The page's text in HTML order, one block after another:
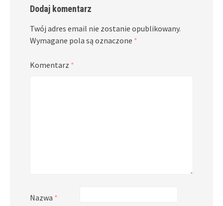
Dodaj komentarz
Twój adres email nie zostanie opublikowany.
Wymagane pola są oznaczone *
Komentarz *
Nazwa *